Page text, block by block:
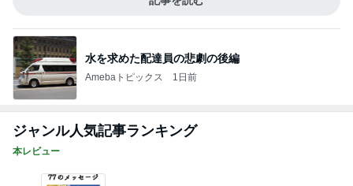
水を求めた配達員の悲劇の後編
Amebaトピックス 1日前
ジャンル人気記事ランキング
本レビュー